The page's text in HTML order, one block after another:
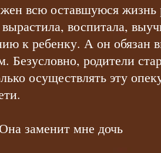
всю оставшуюся жизнь
вырастила, воспитала,
к ребенку. А он обязан
Безусловно, родители
осуществлять эту
заменит мне дочь